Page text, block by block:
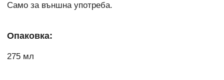
Само за външна употреба.
Опаковка:
275 мл